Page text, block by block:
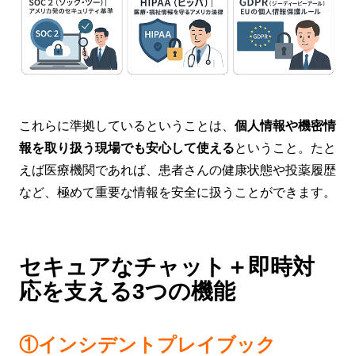
これらに準拠しているということは、 個人情報や機密情
報を取り扱う現場でも安心して使えるということ。たと
えば医療機関であれば、患者さんの健康状態や投薬履歴
など、極めて重要な情報を安全に扱うことができます。
セキュアなチャット＋即時対
応を支える3つの機能
①インシデントプレイブック